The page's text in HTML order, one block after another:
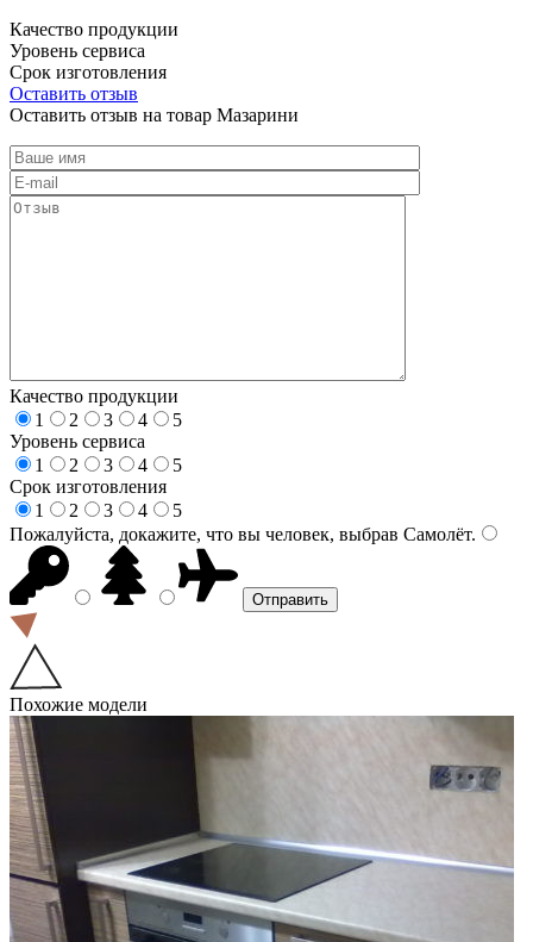
Качество продукции
Уровень сервиса
Срок изготовления
Оставить отзыв
Оставить отзыв на товар Мазарини
Качество продукции
1
2 3 4
5
Уровень сервиса
1
2 3 4
5
Срок изготовления
1
2 3 4
5
Пожалуйста, докажите, что вы человек, выбрав Самолёт.
Похожие модели